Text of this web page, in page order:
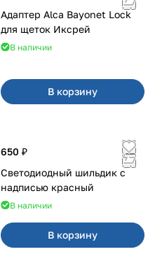
Адаптер Alca Bayonet Lock
для щеток Иксрей
В наличии
В корзину
650 ₽
Светодиодный шильдик с
надписью красный
В наличии
В корзину